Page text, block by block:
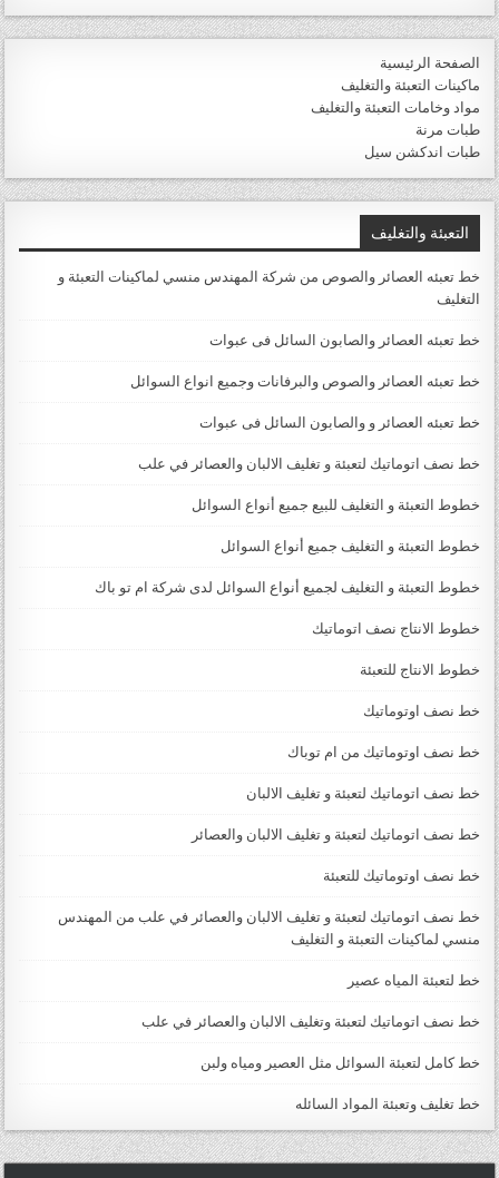
الصفحة الرئيسية
ماكينات التعبئة والتغليف
مواد وخامات التعبئة والتغليف
طبات مرنة
طبات اندكشن سيل
التعبئة والتغليف
خط تعبئه العصائر والصوص من شركة المهندس منسي لماكينات التعبئة و
التغليف
خط تعبئه العصائر والصابون السائل فى عبوات
خط تعبئه العصائر والصوص والبرفانات وجميع انواع السوائل
خط تعبئه العصائر و والصابون السائل فى عبوات
خط نصف اتوماتيك لتعبئة و تغليف الالبان والعصائر في علب
خطوط التعبئة و التغليف للبيع جميع أنواع السوائل
خطوط التعبئة و التغليف جميع أنواع السوائل
خطوط التعبئة و التغليف لجميع أنواع السوائل لدى شركة ام تو باك
خطوط الانتاج نصف اتوماتيك
خطوط الانتاج للتعبئة
خط نصف اوتوماتيك
خط نصف اوتوماتيك من ام توباك
خط نصف اتوماتيك لتعبئة و تغليف الالبان
خط نصف اتوماتيك لتعبئة و تغليف الالبان والعصائر
خط نصف اوتوماتيك للتعبئة
خط نصف اتوماتيك لتعبئة و تغليف الالبان والعصائر في علب من المهندس
منسي لماكينات التعبئة و التغليف
خط لتعبئة المياه عصير
خط نصف اتوماتيك لتعبئة وتغليف الالبان والعصائر في علب
خط كامل لتعبئة السوائل مثل العصير ومياه ولبن
خط تغليف وتعبئة المواد السائله